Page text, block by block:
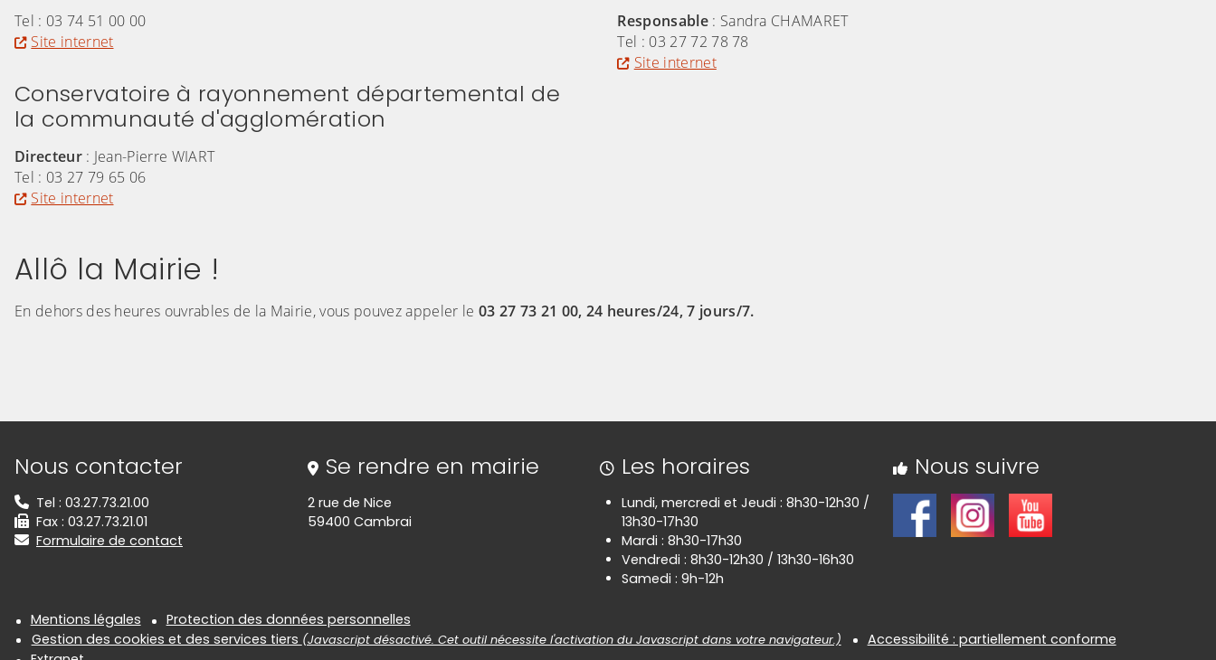
Tel : 03 74 51 00 00
Site internet
Conservatoire à rayonnement départemental de
la communauté d'agglomération
Directeur: Jean-Pierre WIART
Tel : 03 27 79 65 06
Site internet
Responsable: Sandra CHAMARET
Tel : 03 27 72 78 78
Site internet
Allô la Mairie !
En dehors des heures ouvrables de la Mairie, vous pouvez appeler le 03 27 73 21 00, 24 heures/24, 7 jours/7.
Informations de contact
Nous contacter
Tel : 03.27.73.21.00
Fax : 03.27.73.21.01
Formulaire de contact
Se rendre en mairie
2 rue de Nice
59400 Cambrai
Les horaires
Lundi, mercredi et Jeudi : 8h30-12h30 /
13h30-17h30
Mardi : 8h30-17h30
Vendredi : 8h30-12h30 / 13h30-16h30
Samedi : 9h-12h
Nous suivre
Informations réglementaires
Mentions légales
Protection des données personnelles
Gestion des cookies et des services tiers (Javascript désactivé. Cet outil nécessite l'activation du Javascript dans votre navigateur.)
Accessibilité : partiellement conforme